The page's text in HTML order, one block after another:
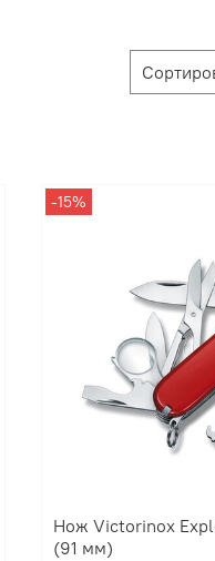
-15%
Нож Victorinox
(91 мм)